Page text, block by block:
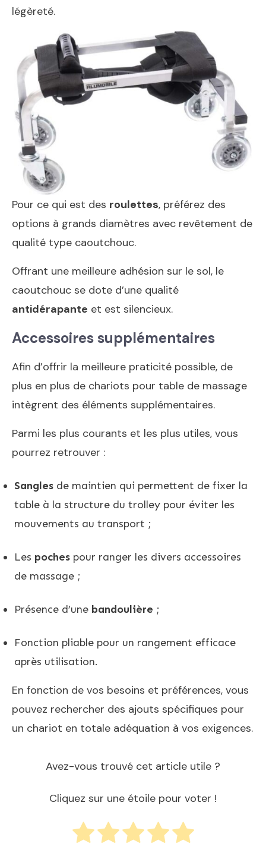
légèreté.
Pour ce qui est des roulettes, préférez des
options à grands diamètres avec revêtement de
qualité type caoutchouc.
Offrant une meilleure adhésion sur le sol, le
caoutchouc se dote d’une qualité
antidérapante et est silencieux.
Accessoires supplémentaires
Afin d’offrir la meilleure praticité possible, de
plus en plus de chariots pour table de massage
intègrent des éléments supplémentaires.
Parmi les plus courants et les plus utiles, vous
pourrez retrouver :
Sangles de maintien qui permettent de fixer la
table à la structure du trolley pour éviter les
mouvements au transport ;
Les poches pour ranger les divers accessoires
de massage ;
Présence d’une bandoulière ;
Fonction pliable pour un rangement efficace
après utilisation.
En fonction de vos besoins et préférences, vous
pouvez rechercher des ajouts spécifiques pour
un chariot en totale adéquation à vos exigences.
Avez-vous trouvé cet article utile ?
Cliquez sur une étoile pour voter !